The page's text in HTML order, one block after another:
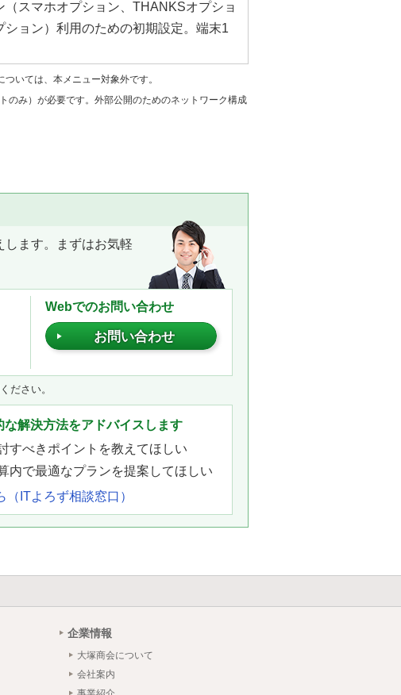
（スマホオプション、THANKSオプショ
ション）利用のための初期設定。端末1
いては、本メニュー対象外です。
のみ）が必要です。外部公開のためのネットワーク構成
ます。まずはお気軽
Webでのお問い合わせ
お問い合わせ
ださい。
解決方法をアドバイスします
すべきポイントを教えてほしい
内で最適なプランを提案してほしい
ITよろず相談窓口）
企業情報
大塚商会について
会社案内